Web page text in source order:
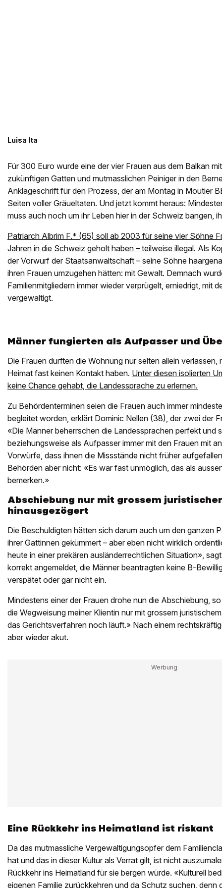
Luisa Ita
Für 300 Euro wurde eine der vier Frauen aus dem Balkan
zukünftigen Gatten und mutmasslichen Peiniger in den
Anklageschrift für den Prozess, der am Montag in Moutier
Seiten voller Gräueltaten. Und jetzt kommt heraus:
muss auch noch um ihr Leben hier in der Schweiz bangen,
Patriarch Albrim F.* (65) soll ab 2003 für seine vier Söhne
Jahren in die Schweiz geholt haben – teilweise illegal. Als
der Vorwurf der Staatsanwaltschaft – seine Söhne
ihren Frauen umzugehen hätten: mit Gewalt. Demnach
Familienmitgliedern immer wieder verprügelt, erniedrigt, mit
vergewaltigt.
Männer fungierten als Aufpasser und
Die Frauen durften die Wohnung nur selten allein verlassen,
Heimat fast keinen Kontakt haben. Unter diesen isolierten
keine Chance gehabt, die Landessprache zu erlernen.
Zu Behördenterminen seien die Frauen auch immer
begleitet worden, erklärt Dominic Nellen (38), der zwei der
«Die Männer beherrschen die Landessprachen perfekt und
beziehungsweise als Aufpasser immer mit den Frauen mit
Vorwürfe, dass ihnen die Missstände nicht früher
Behörden aber nicht: «Es war fast unmöglich, das als
bemerken.»
Abschiebung nur mit grossem
hinausgezögert
Die Beschuldigten hätten sich darum auch um den ganzen
ihrer Gattinnen gekümmert – aber eben nicht wirklich
heute in einer prekären ausländerrechtlichen Situation»,
korrekt angemeldet, die Männer beantragten keine B-
verspätet oder gar nicht ein.
Mindestens einer der Frauen drohe nun die Abschiebung,
die Wegweisung meiner Klientin nur mit grossem
das Gerichtsverfahren noch läuft.» Nach einem
aber wieder akut.
Eine Rückkehr ins Heimatland ist riskant
Da das mutmassliche Vergewaltigungsopfer dem
hat und das in dieser Kultur als Verrat gilt, ist nicht
Rückkehr ins Heimatland für sie bergen würde. «Kulturell
eigenen Familie zurückkehren und da Schutz suchen, denn